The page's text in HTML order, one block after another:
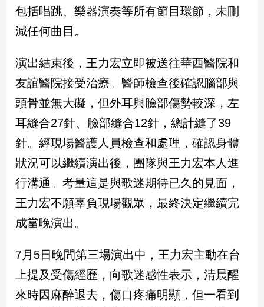
兩
岸/
際
會/
地
方
新
冠
毒
專
區
台
灣
觀
點
包括唱跳、樂器演奏等所有節目環節，未刪
減任何曲目。
演出結束後，王力宏立即被送往華西醫院和
友誼醫院接受治療。醫師檢查後確認腦部與
頭骨並無大礙，但外耳與臉部傷勢較深，左
耳縫合27針、臉部縫合12針，總計縫了39
針。經現場醫護人員檢查和處理，確認身體
狀況可以繼續演出後，團隊與王力宏本人進
行溝通。考量這是與歌迷期待已久的見面，
王力宏不願辜負現場觀眾，最終決定繼續完
成當晚演出。
7月5日晚間第三場演出中，王力宏主動在台
上提及受傷經歷，向歌迷感性表示，清晨醒
來時因麻醉退去，傷口疼痛明顯，但一看到